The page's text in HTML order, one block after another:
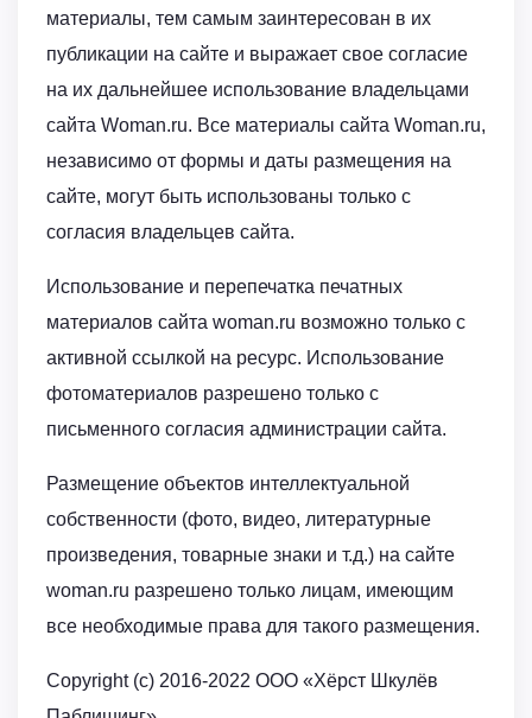
материалы, тем самым заинтересован в их
публикации на сайте и выражает свое согласие
на их дальнейшее использование владельцами
сайта Woman.ru. Все материалы сайта Woman.ru,
независимо от формы и даты размещения на
сайте, могут быть использованы только с
согласия владельцев сайта.
Использование и перепечатка печатных
материалов сайта woman.ru возможно только с
активной ссылкой на ресурс. Использование
фотоматериалов разрешено только с
письменного согласия администрации сайта.
Размещение объектов интеллектуальной
собственности (фото, видео, литературные
произведения, товарные знаки и т.д.) на сайте
woman.ru разрешено только лицам, имеющим
все необходимые права для такого размещения.
Copyright (с) 2016-2022 ООО «Хёрст Шкулёв